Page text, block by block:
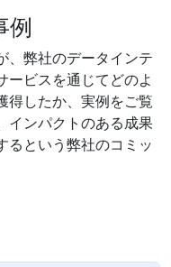
例
、弊社のデータインテ
ービスを通じてどのよ
得したか、実例をご覧
インパクトのある成果
るという弊社のコミッ